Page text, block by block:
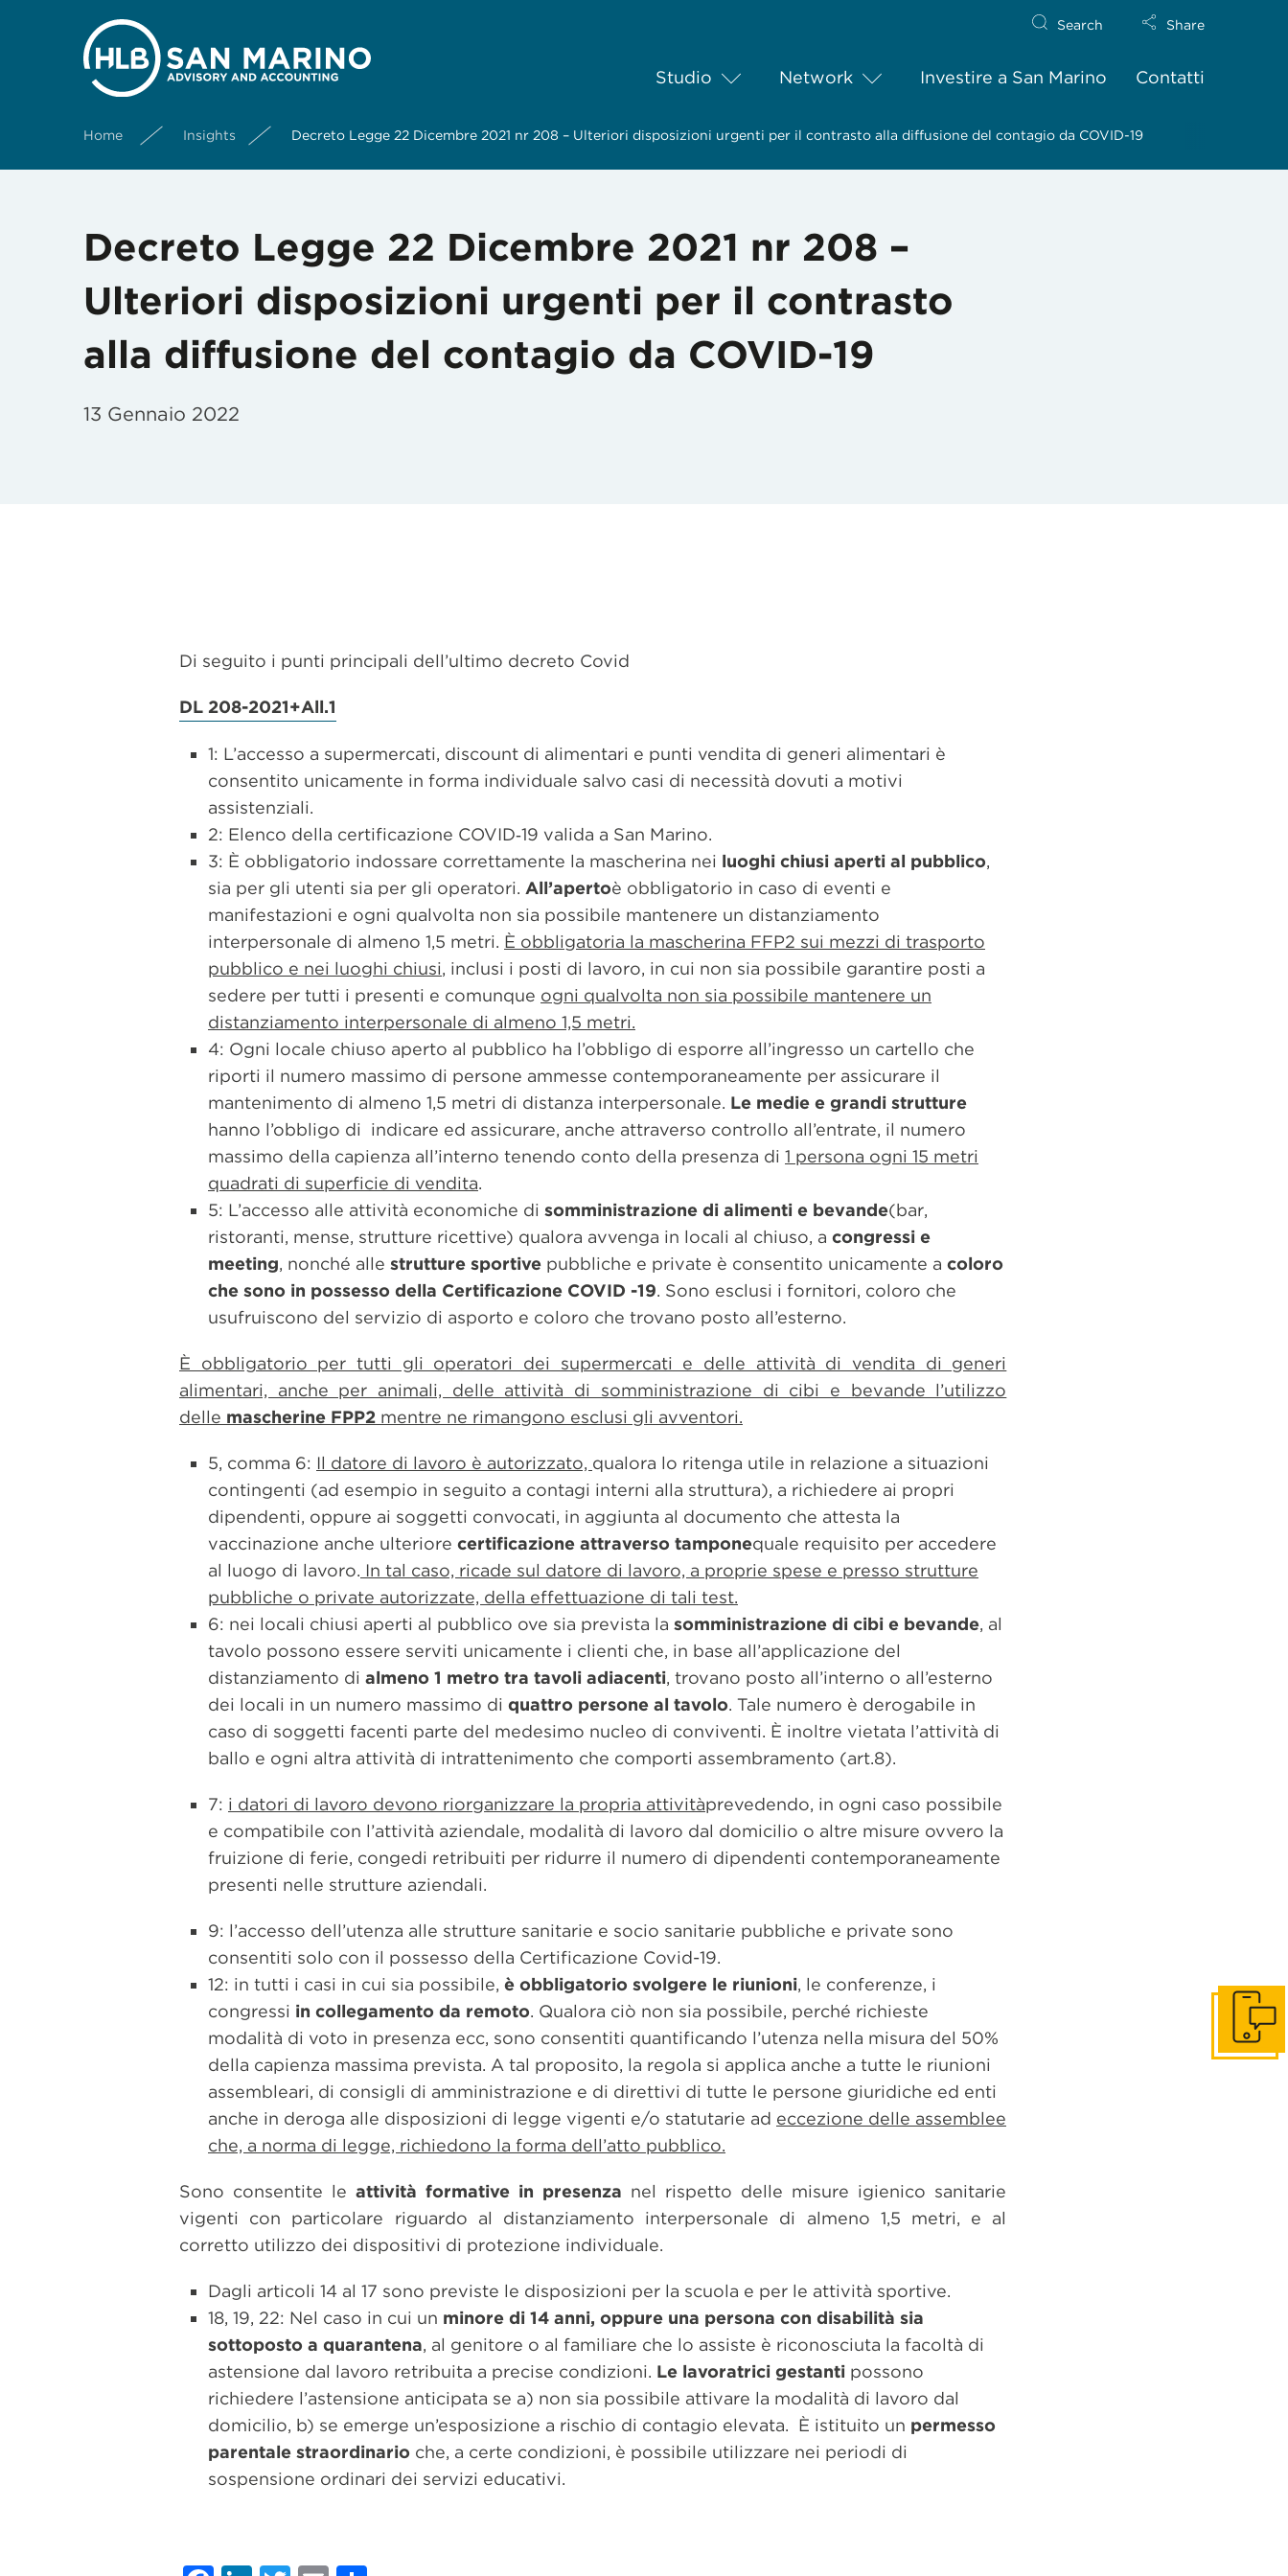
Studio Network Investire a San Marino Contatti
Search Share
Home Insights Decreto Legge 22 Dicembre 2021 nr 208 – Ulteriori disposizioni urgenti per il contrasto alla diffusione del contagio da COVID-19
Decreto Legge 22 Dicembre 2021 nr 208 –
Ulteriori disposizioni urgenti per il contrasto
alla diffusione del contagio da COVID-19
13 Gennaio 2022
Di seguito i punti principali dell’ultimo decreto Covid
DL 208-2021+All.1
1: L’accesso a supermercati, discount di alimentari e punti vendita di generi alimentari è
consentito unicamente in forma individuale salvo casi di necessità dovuti a motivi
assistenziali.
2: Elenco della certificazione COVID‐19 valida a San Marino.
3: È obbligatorio indossare correttamente la mascherina nei luoghi chiusi aperti al pubblico,
sia per gli utenti sia per gli operatori. All’apertoè obbligatorio in caso di eventi e
manifestazioni e ogni qualvolta non sia possibile mantenere un distanziamento
interpersonale di almeno 1,5 metri. È obbligatoria la mascherina FFP2 sui mezzi di trasporto
pubblico e nei luoghi chiusi, inclusi i posti di lavoro, in cui non sia possibile garantire posti a
sedere per tutti i presenti e comunque ogni qualvolta non sia possibile mantenere un
distanziamento interpersonale di almeno 1,5 metri.
4: Ogni locale chiuso aperto al pubblico ha l’obbligo di esporre all’ingresso un cartello che
riporti il numero massimo di persone ammesse contemporaneamente per assicurare il
mantenimento di almeno 1,5 metri di distanza interpersonale. Le medie e grandi strutture
hanno l’obbligo di indicare ed assicurare, anche attraverso controllo all’entrate, il numero
massimo della capienza all’interno tenendo conto della presenza di 1 persona ogni 15 metri
quadrati di superficie di vendita.
5: L’accesso alle attività economiche di somministrazione di alimenti e bevande(bar,
ristoranti, mense, strutture ricettive) qualora avvenga in locali al chiuso, a congressi e
meeting, nonché alle strutture sportive pubbliche e private è consentito unicamente a coloro
che sono in possesso della Certificazione COVID -19. Sono esclusi i fornitori, coloro che
usufruiscono del servizio di asporto e coloro che trovano posto all’esterno.
È obbligatorio per tutti gli operatori dei supermercati e delle attività di vendita di generi
alimentari, anche per animali, delle attività di somministrazione di cibi e bevande l’utilizzo
delle mascherine FPP2 mentre ne rimangono esclusi gli avventori.
5, comma 6: Il datore di lavoro è autorizzato, qualora lo ritenga utile in relazione a situazioni
contingenti (ad esempio in seguito a contagi interni alla struttura), a richiedere ai propri
dipendenti, oppure ai soggetti convocati, in aggiunta al documento che attesta la
vaccinazione anche ulteriore certificazione attraverso tamponequale requisito per accedere
al luogo di lavoro. In tal caso, ricade sul datore di lavoro, a proprie spese e presso strutture
pubbliche o private autorizzate, della effettuazione di tali test.
6: nei locali chiusi aperti al pubblico ove sia prevista la somministrazione di cibi e bevande, al
tavolo possono essere serviti unicamente i clienti che, in base all’applicazione del
distanziamento di almeno 1 metro tra tavoli adiacenti, trovano posto all’interno o all’esterno
dei locali in un numero massimo di quattro persone al tavolo. Tale numero è derogabile in
caso di soggetti facenti parte del medesimo nucleo di conviventi. È inoltre vietata l’attività di
ballo e ogni altra attività di intrattenimento che comporti assembramento (art.8).
7: i datori di lavoro devono riorganizzare la propria attivitàprevedendo, in ogni caso possibile
e compatibile con l’attività aziendale, modalità di lavoro dal domicilio o altre misure ovvero la
fruizione di ferie, congedi retribuiti per ridurre il numero di dipendenti contemporaneamente
presenti nelle strutture aziendali.
9: l’accesso dell’utenza alle strutture sanitarie e socio sanitarie pubbliche e private sono
consentiti solo con il possesso della Certificazione Covid-19.
12: in tutti i casi in cui sia possibile, è obbligatorio svolgere le riunioni, le conferenze, i
congressi in collegamento da remoto. Qualora ciò non sia possibile, perché richieste
modalità di voto in presenza ecc, sono consentiti quantificando l’utenza nella misura del 50%
della capienza massima prevista. A tal proposito, la regola si applica anche a tutte le riunioni
assembleari, di consigli di amministrazione e di direttivi di tutte le persone giuridiche ed enti
anche in deroga alle disposizioni di legge vigenti e/o statutarie ad eccezione delle assemblee
che, a norma di legge, richiedono la forma dell’atto pubblico.
Sono consentite leattività formative in presenza nel rispetto delle misure igienico sanitarie
vigenti con particolare riguardo al distanziamento interpersonale di almeno 1,5 metri, e al
corretto utilizzo dei dispositivi di protezione individuale.
Dagli articoli 14 al 17 sono previste le disposizioni per la scuola e per le attività sportive.
18, 19, 22: Nel caso in cui un minore di 14 anni, oppure una persona con disabilità sia
sottoposto a quarantena, al genitore o al familiare che lo assiste è riconosciuta la facoltà di
astensione dal lavoro retribuita a precise condizioni. Le lavoratrici gestanti possono
richiedere l’astensione anticipata se a) non sia possibile attivare la modalità di lavoro dal
domicilio, b) se emerge un’esposizione a rischio di contagio elevata. È istituito un permesso
parentale straordinario che, a certe condizioni, è possibile utilizzare nei periodi di
sospensione ordinari dei servizi educativi.
Get in